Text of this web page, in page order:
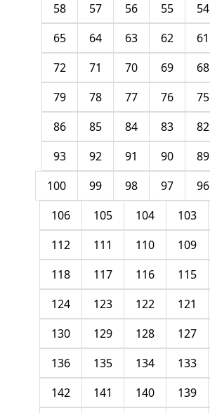
54
55
56
57
58
61
62
63
64
65
68
69
70
71
72
75
76
77
78
79
82
83
84
85
86
89
90
91
92
93
96
97
98
99
100
103
104
105
106
109
110
111
112
115
116
117
118
121
122
123
124
127
128
129
130
133
134
135
136
139
140
141
142